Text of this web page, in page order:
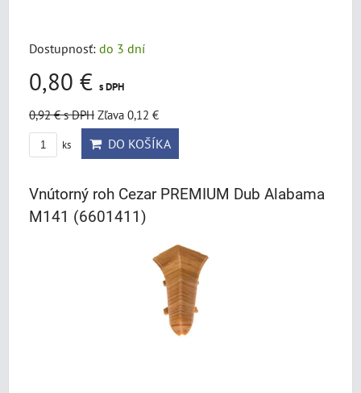
Dostupnosť: do 3 dní
0,80 € s DPH
0,92 €s DPH Zľava 0,12 €
ks DO KOŠÍKA
Vnútorný roh Cezar PREMIUM Dub Alabama
M141 (6601411)